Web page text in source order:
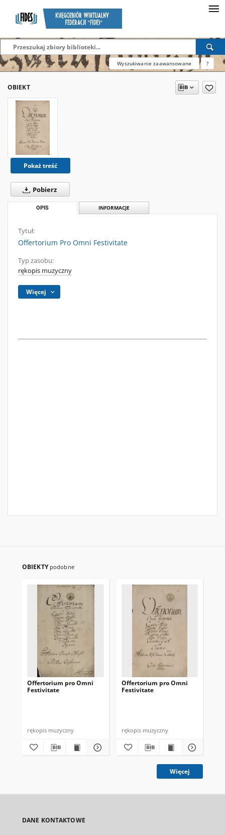
Wyszukiwanie zaawansowane ?
OBIEKT
Pokaż treść
Pobierz
OPIS INFORMACJE
Tytuł:
Offertorium Pro Omni Festivitate
Typ zasobu:
rękopis muzyczny
Więcej
OBIEKTY podobne
Offertorium pro Omni
Festivitate
rękopis muzyczny
Offertorium pro Omni
Festivitate
rękopis muzyczny
Więcej
DANE KONTAKTOWE